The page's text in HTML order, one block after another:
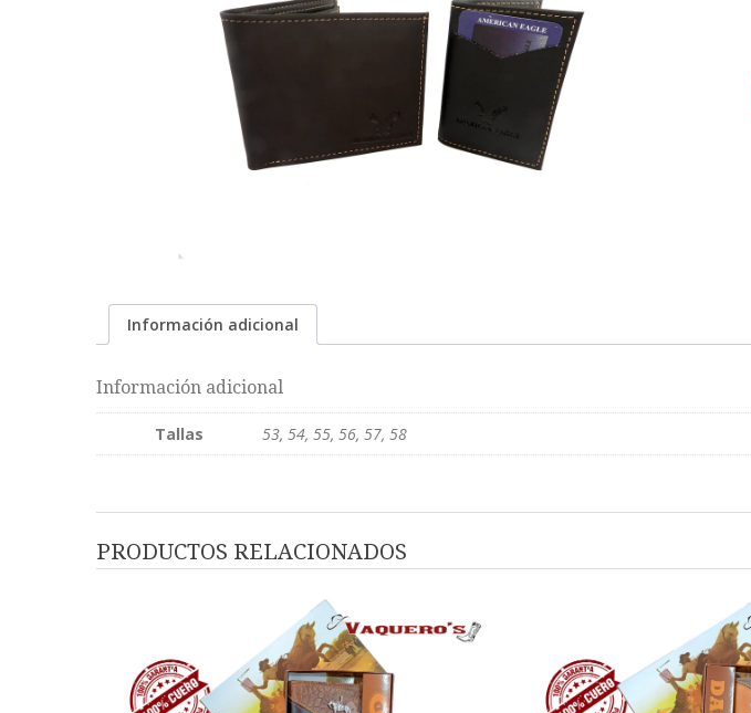
Información adicional
Información adicional
Tallas 53, 54, 55, 56, 57, 58
PRODUCTOS RELACIONADOS